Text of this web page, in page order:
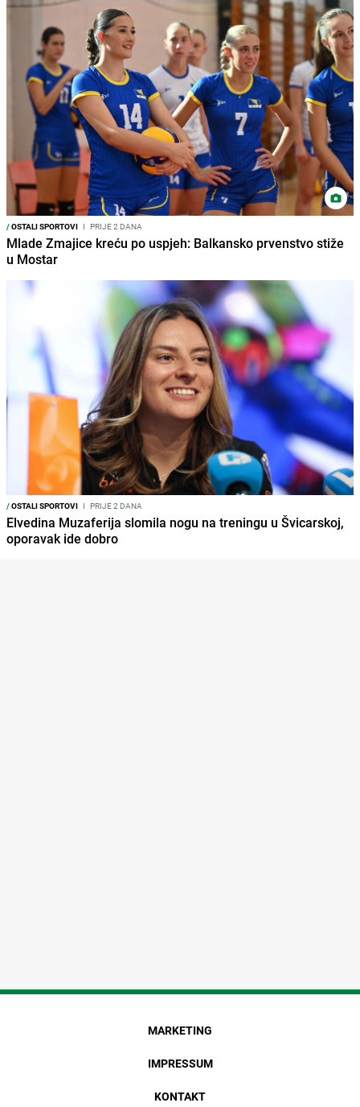
/OSTALI SPORTOVI I PRIJE 2 DANA
Mlade Zmajice kreću po uspjeh: Balkansko prvenstvo stiže
u Mostar
/OSTALI SPORTOVI I PRIJE 2 DANA
Elvedina Muzaferija slomila nogu na treningu u Švicarskoj,
oporavak ide dobro
MARKETING
IMPRESSUM
KONTAKT